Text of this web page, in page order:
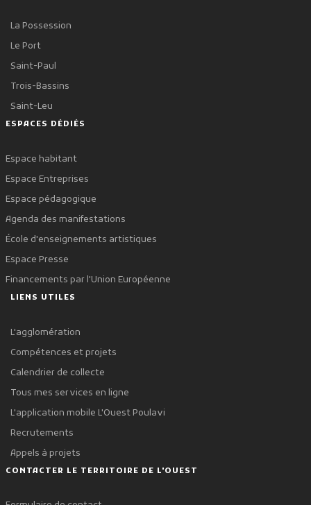
La Possession
Le Port
Saint-Paul
Trois-Bassins
Saint-Leu
ESPACES DÉDIÉS
Espace habitant
Espace Entreprises
Espace pédagogique
Agenda des manifestations
École d'enseignements artistiques
Espace Presse
Financements par l'Union Européenne
LIENS UTILES
L'agglomération
Compétences et projets
Calendrier de collecte
Tous mes services en ligne
L'application mobile L'Ouest Poulavi
Recrutements
Appels à projets
CONTACTER LE TERRITOIRE DE L'OUEST